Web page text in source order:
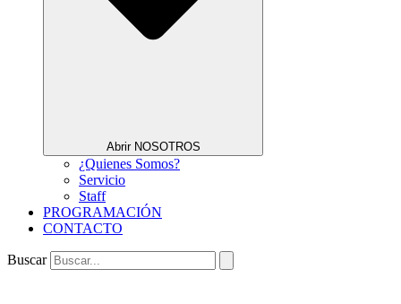
Abrir NOSOTROS
¿Quienes Somos?
Servicio
Staff
PROGRAMACIÓN
CONTACTO
Buscar